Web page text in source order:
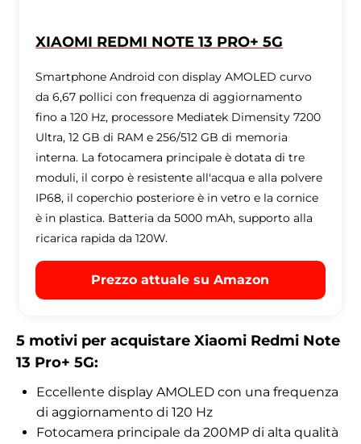
XIAOMI REDMI NOTE 13 PRO+ 5G
Smartphone Android con display AMOLED curvo
da 6,67 pollici con frequenza di aggiornamento
fino a 120 Hz, processore Mediatek Dimensity 7200
Ultra, 12 GB di RAM e 256/512 GB di memoria
interna. La fotocamera principale è dotata di tre
moduli, il corpo è resistente all'acqua e alla polvere
IP68, il coperchio posteriore è in vetro e la cornice
è in plastica. Batteria da 5000 mAh, supporto alla
ricarica rapida da 120W.
Prezzo attuale su Amazon
5 motivi per acquistare Xiaomi Redmi Note
13 Pro+ 5G:
Eccellente display AMOLED con una frequenza
di aggiornamento di 120 Hz
Fotocamera principale da 200MP di alta qualità